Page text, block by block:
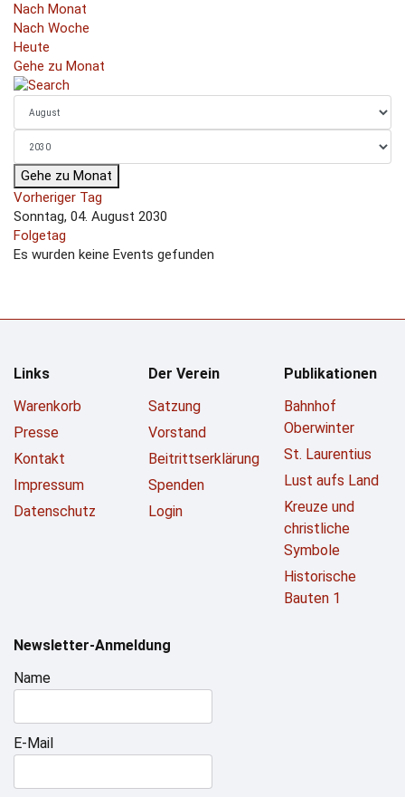
Nach Monat
Nach Woche
Heute
Gehe zu Monat
Gehe zu Monat
Vorheriger Tag
Sonntag, 04. August 2030
Folgetag
Es wurden keine Events gefunden
Links
Warenkorb
Presse
Kontakt
Impressum
Datenschutz
Der Verein
Satzung
Vorstand
Beitrittserklärung
Spenden
Login
Publikationen
Bahnhof
Oberwinter
St. Laurentius
Lust aufs Land
Kreuze und
christliche
Symbole
Historische
Bauten 1
Newsletter-Anmeldung
Name
E-Mail